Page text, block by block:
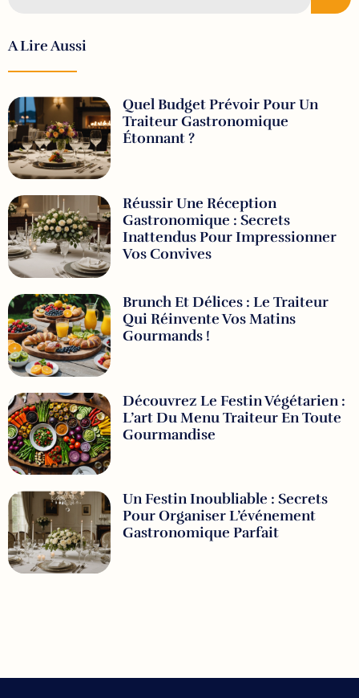
A Lire Aussi
Quel Budget Prévoir Pour Un
Traiteur Gastronomique
Étonnant ?
Réussir Une Réception
Gastronomique : Secrets
Inattendus Pour Impressionner
Vos Convives
Brunch Et Délices : Le Traiteur
Qui Réinvente Vos Matins
Gourmands !
Découvrez Le Festin Végétarien :
L’art Du Menu Traiteur En Toute
Gourmandise
Un Festin Inoubliable : Secrets
Pour Organiser L’événement
Gastronomique Parfait